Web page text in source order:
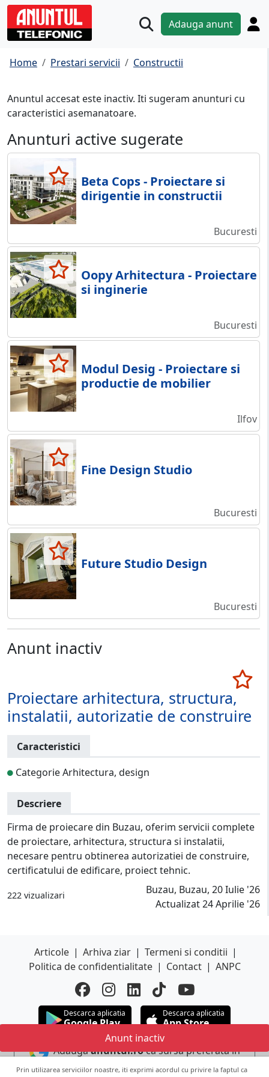
Adauga anunt
Home Prestari servicii Constructii
Anuntul accesat este inactiv. Iti sugeram anunturi cu
caracteristici asemanatoare.
Anunturi active sugerate
Beta Cops - Proiectare si
dirigentie in constructii
Bucuresti
Oopy Arhitectura - Proiectare
si inginerie
Bucuresti
Modul Desig - Proiectare si
productie de mobilier
Ilfov
Fine Design Studio
Bucuresti
Future Studio Design
Bucuresti
Anunt inactiv
Proiectare arhitectura, structura,
instalatii, autorizatie de construire
Caracteristici
Categorie Arhitectura, design
Descriere
Firma de proiecare din Buzau, oferim servicii complete
de proiectare, arhitectura, structura si instalatii,
necesare pentru obtinerea autorizatiei de construire,
certificatului de edificare, proiect tehnic.
222 vizualizari
Buzau, Buzau, 20 Iulie '26
Actualizat 24 Aprilie '26
Anunt inactiv
Prin utilizarea serviciilor noastre, iti exprimi acordul cu privire la faptul ca
Articole | Arhiva ziar | Termeni si conditii |
Politica de confidentialitate | Contact | ANPC
Descarca aplicatia
Google Play
Descarca aplicatia
App Store
Adaugaanuntul.roca sursa preferata in
Google